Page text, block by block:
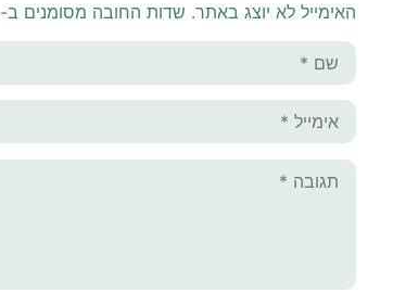
האימייל לא יוצג באתר. שדות החובה מסומנים ב-